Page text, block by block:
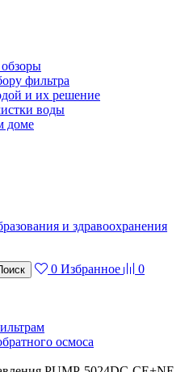
фильтра
и их решение
воды
доме
и здравоохранения
0 Избранное
0
осмоса